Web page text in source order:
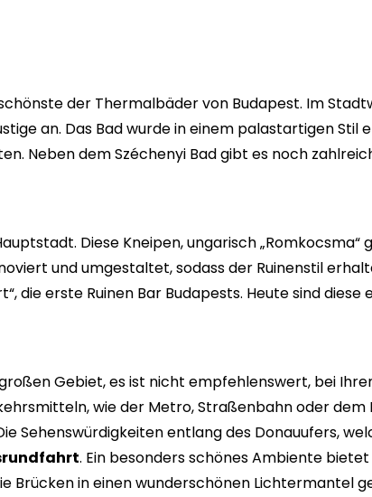
der Thermalbäder von Budapest. Im
an. Das Bad wurde in einem palastartigen
Neben dem Széchenyi Bad gibt es noch
Diese Kneipen, ungarisch
und umgestaltet, sodass der Ruinenstil
die erste Ruinen Bar Budapests. Heute sind
Gebiet, es ist nicht empfehlenswert, bei
wie der Metro, Straßenbahn oder
Sehenswürdigkeiten entlang des Donauufers,
. Ein besonders schönes Ambiente
Brücken in einen wunderschönen Lichtermantel